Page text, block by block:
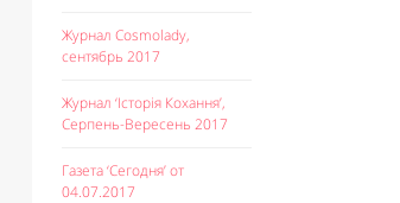
Журнал Cosmolady,
сентябрь 2017
Журнал ‘Історія Кохання’,
Серпень-Вересень 2017
Газета ‘Сегодня’ от
04.07.2017